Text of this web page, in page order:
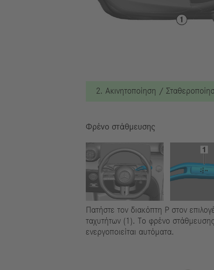
2. Ακινητοποίηση /
Φρένο στάθμευσης
Πατήστε τον διακόπτη P στον
ταχυτήτων (1). Το φρένο στάθμευσης
ενεργοποιείται αυτόματα.